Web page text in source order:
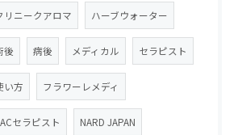
リニークアロマ ハーブウォーター
後 病後 メディカル セラピスト
い方 フラワーレメディ
セラピスト NARD JAPAN